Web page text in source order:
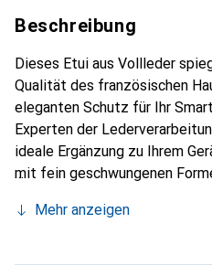
Beschreibung
Dieses Etui aus Vollleder
Qualität des französischen
eleganten Schutz für Ihr
Experten der
ideale Ergänzung zu Ihrem
mit fein geschwungenen
Smartphone. Die Marke
für den anspruchsvollen
Mehr anzeigen